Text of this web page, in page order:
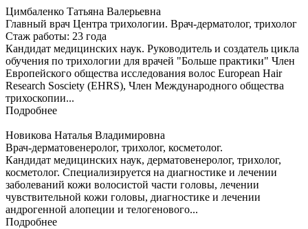
Цимбаленко Татьяна Валерьевна
Главный врач Центра трихологии. Врач-дерматолог, трихолог
Стаж работы: 23 года
Кандидат медицинских наук. Руководитель и создатель цикла
обучения по трихологии для врачей "Больше практики" Член
Европейского общества исследования волос European Hair
Research Sosciety (EHRS), Член Международного общества
трихоскопии...
Подробнее
Новикова Наталья Владимировна
Врач-дерматовенеролог, трихолог, косметолог.
Кандидат медицинских наук, дерматовенеролог, трихолог,
косметолог. Специализируется на диагностике и лечении
заболеваний кожи волосистой части головы, лечении
чувствительной кожи головы, диагностике и лечении
андрогенной алопеции и телогенового...
Подробнее